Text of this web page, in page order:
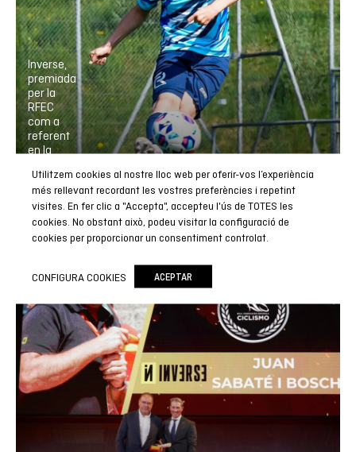
Inverse,
premiada
per la
RFEC
com a
referent
en la
de la
roba de
ciclisme
CICLISME
Utilitzem cookies al nostre lloc web per oferir-vos l’experiència
més rellevant recordant les vostres preferències i repetint
visites. En fer clic a "Accepta", accepteu l'ús de TOTES les
cookies. No obstant això, podeu visitar la configuració de
cookies per proporcionar un consentiment controlat.
CONFIGURA COOKIES ACEPTAR